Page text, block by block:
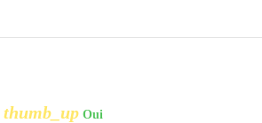
thumb_up Oui